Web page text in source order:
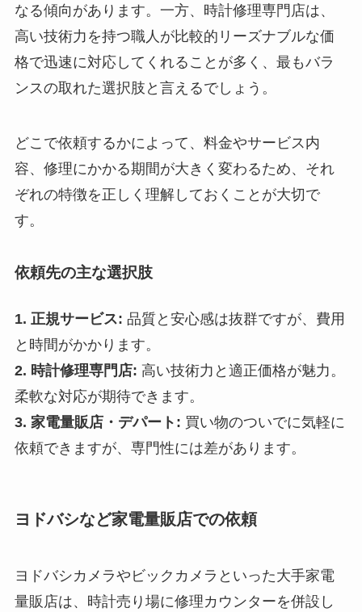
なる傾向があります。一方、時計修理専門店は、
高い技術力を持つ職人が比較的リーズナブルな価
格で迅速に対応してくれることが多く、最もバラ
ンスの取れた選択肢と言えるでしょう。
どこで依頼するかによって、料金やサービス内
容、修理にかかる期間が大きく変わるため、それ
ぞれの特徴を正しく理解しておくことが大切で
す。
依頼先の主な選択肢
1. 正規サービス: 品質と安心感は抜群ですが、費用
と時間がかかります。
2. 時計修理専門店: 高い技術力と適正価格が魅力。
柔軟な対応が期待できます。
3. 家電量販店・デパート: 買い物のついでに気軽に
依頼できますが、専門性には差があります。
ヨドバシなど家電量販店での依頼
ヨドバシカメラやビックカメラといった大手家電
量販店は、時計売り場に修理カウンターを併設し